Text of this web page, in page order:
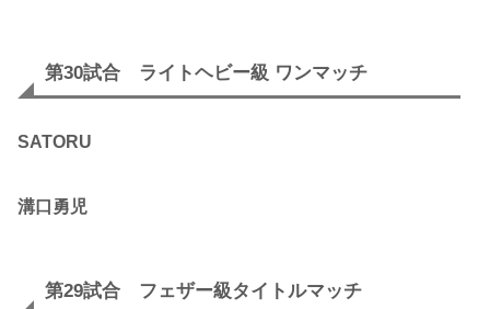
第30試合 ライトヘビー級 ワンマッチ
SATORU
溝口勇児
第29試合 フェザー級タイトルマッチ